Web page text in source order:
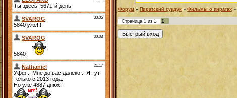
Форум » Пиратский сундук » Фильмы о пиратах »
Страница 1 из 1
1